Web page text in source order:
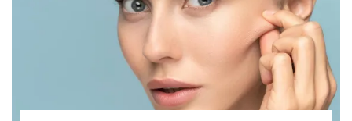
современная тенденция. Какие мотивы
заставляют людей до 25 лет ложиться под
нож и всегда ли это оправдано?